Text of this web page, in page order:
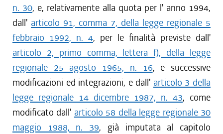
n. 30, e, relativamente alla quota per l' anno 1994,
dall' articolo 91, comma 7, della legge regionale 5
febbraio 1992, n. 4, per le finalità previste dall'
articolo 2, primo comma, lettera f), della legge
regionale 25 agosto 1965, n. 16, e successive
modificazioni ed integrazioni, e dall' articolo 3 della
legge regionale 14 dicembre 1987, n. 43, come
modificato dall' articolo 58 della legge regionale 30
maggio 1988, n. 39, già imputata al capitolo